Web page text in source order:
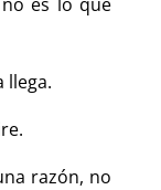
llega.
razón, no